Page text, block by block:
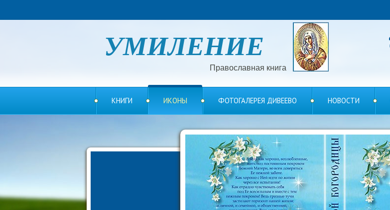
УМИЛЕНИЕ
Православная книга
КНИГИ ИКОНЫ ФОТОГАЛЕРЕЯ ДИВЕЕВО НОВОСТИ